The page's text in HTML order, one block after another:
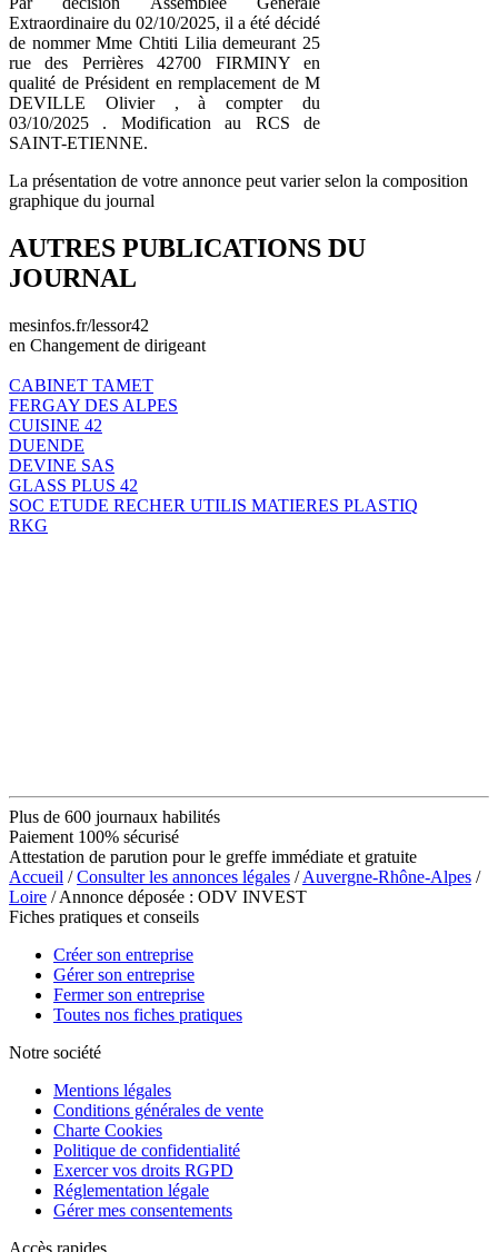
Extraordinaire du 02/10/2025, il a été décidé
de nommer Mme Chtiti Lilia demeurant 25
rue des Perrières 42700 FIRMINY en
qualité de Président en remplacement de M
DEVILLE Olivier , à compter du
03/10/2025 . Modification au RCS de
SAINT-ETIENNE.
La présentation de votre annonce peut varier selon la composition
graphique du journal
AUTRES PUBLICATIONS DU
JOURNAL
mesinfos.fr/lessor42
en Changement de dirigeant
CABINET TAMET
FERGAY DES ALPES
CUISINE 42
DUENDE
DEVINE SAS
GLASS PLUS 42
SOC ETUDE RECHER UTILIS MATIERES PLASTIQ
RKG
Plus de 600 journaux habilités
Paiement 100% sécurisé
Attestation de parution pour le greffe immédiate et gratuite
Accueil /Consulter les annonces légales /Auvergne-Rhône-Alpes /
Loire / Annonce déposée : ODV INVEST
Fiches pratiques et conseils
Créer son entreprise
Gérer son entreprise
Fermer son entreprise
Toutes nos fiches pratiques
Notre société
Mentions légales
Conditions générales de vente
Charte Cookies
Politique de confidentialité
Exercer vos droits RGPD
Réglementation légale
Gérer mes consentements
Accès rapides